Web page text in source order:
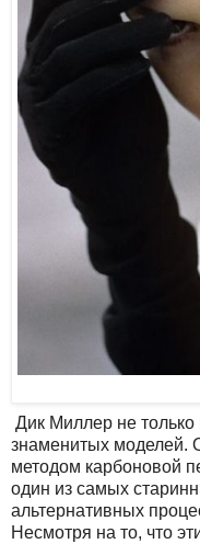
Дик Миллер не
знаменитых моделей.
методом карбоновой
один из самых
альтернативных
Несмотря на то, что